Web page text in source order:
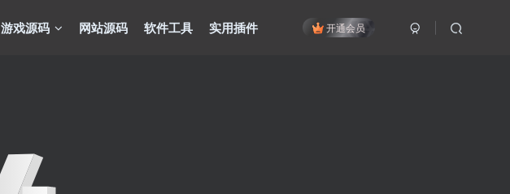
开通会员
游戏源码 网站源码 软件工具 实用插件